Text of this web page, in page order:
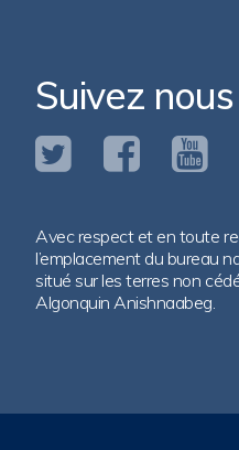
Suivez nous
Avec respect et en toute
l’emplacement du bureau
situé sur les terres non
Algonquin Anishnaabeg.